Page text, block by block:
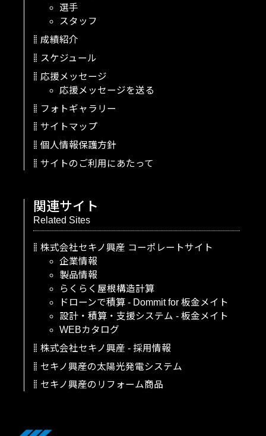
選手
スタッフ
成績紹介
スケジュール
応援メッセージ
応援メッセージを送る
フォトギャラリー
サイトマップ
個人情報保護方針
サイトのご利用にあたって
関連サイト
Related Sites
株式会社セキノ興産 コーポレートサイト
企業情報
製品情報
らくらく屋根構造計算
ドローンで積算 - Dommit for 板金メイト
設計・積算・支援システム - 板金メイト
WEBカタログ
株式会社セキノ興産 - 採用情報
セキノ興産の太陽光発電システム
セキノ興産のリフォーム商品